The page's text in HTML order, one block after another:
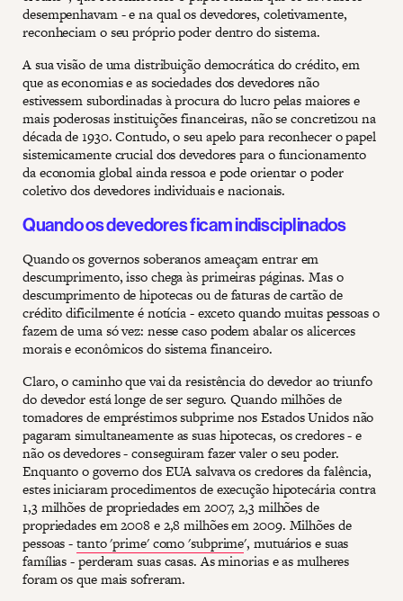
desempenhavam - e na qual os devedores, coletivamente,
reconheciam o seu próprio poder dentro do sistema.
A sua visão de uma distribuição democrática do crédito, em
que as economias e as sociedades dos devedores não
estivessem subordinadas à procura do lucro pelas maiores e
mais poderosas instituições financeiras, não se concretizou na
década de 1930. Contudo, o seu apelo para reconhecer o papel
sistemicamente crucial dos devedores para o funcionamento
da economia global ainda ressoa e pode orientar o poder
coletivo dos devedores individuais e nacionais.
Quando os devedores ficam indisciplinados
Quando os governos soberanos ameaçam entrar em
descumprimento, isso chega às primeiras páginas. Mas o
descumprimento de hipotecas ou de faturas de cartão de
crédito dificilmente é notícia - exceto quando muitas pessoas o
fazem de uma só vez: nesse caso podem abalar os alicerces
morais e econômicos do sistema financeiro.
Claro, o caminho que vai da resistência do devedor ao triunfo
do devedor está longe de ser seguro. Quando milhões de
tomadores de empréstimos subprime nos Estados Unidos não
pagaram simultaneamente as suas hipotecas, os credores - e
não os devedores - conseguiram fazer valer o seu poder.
Enquanto o governo dos EUA salvava os credores da falência,
estes iniciaram procedimentos de execução hipotecária contra
1,3 milhões de propriedades em 2007, 2,3 milhões de
propriedades em 2008 e 2,8 milhões em 2009. Milhões de
pessoas -tanto 'prime' como 'subprime', mutuários e suas
famílias - perderam suas casas. As minorias e as mulheres
foram os que mais sofreram.